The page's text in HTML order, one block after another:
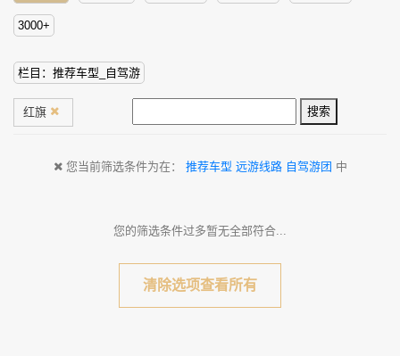
3000+
栏目：推荐车型_自驾游
搜索
红旗
您当前筛选条件为在： 推荐车型 远游线路 自驾游团 中
您的筛选条件过多暂无全部符合...
清除选项查看所有